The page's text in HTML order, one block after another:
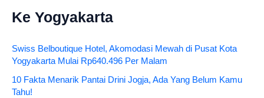
Ke Yogyakarta
Swiss Belboutique Hotel, Akomodasi Mewah di Pusat Kota
Yogyakarta Mulai Rp640.496 Per Malam
10 Fakta Menarik Pantai Drini Jogja, Ada Yang Belum Kamu
Tahu!